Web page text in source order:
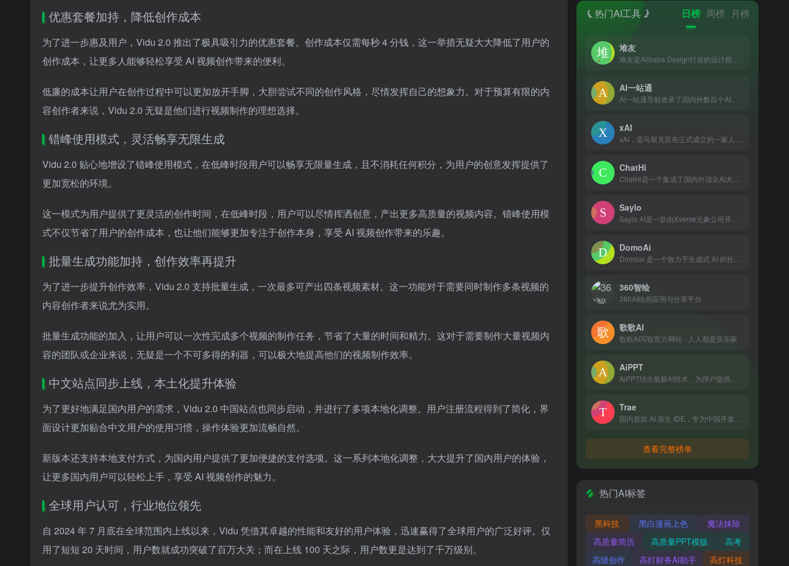
优惠套餐加持，降低创作成本
为了进一步惠及用户，Vidu 2.0 推出了极具吸引力的优惠套餐。创作成本仅需每秒 4 分钱，这一举措无疑大大降低了用户的
创作成本，让更多人能够轻松享受 AI 视频创作带来的便利。
低廉的成本让用户在创作过程中可以更加放开手脚，大胆尝试不同的创作风格，尽情发挥自己的想象力。对于预算有限的内
容创作者来说，Vidu 2.0 无疑是他们进行视频制作的理想选择。
错峰使用模式，灵活畅享无限生成
Vidu 2.0 贴心地增设了错峰使用模式，在低峰时段用户可以畅享无限量生成，且不消耗任何积分，为用户的创意发挥提供了
更加宽松的环境。
这一模式为用户提供了更灵活的创作时间，在低峰时段，用户可以尽情挥洒创意，产出更多高质量的视频内容。错峰使用模
式不仅节省了用户的创作成本，也让他们能够更加专注于创作本身，享受 AI 视频创作带来的乐趣。
批量生成功能加持，创作效率再提升
为了进一步提升创作效率，Vidu 2.0 支持批量生成，一次最多可产出四条视频素材。这一功能对于需要同时制作多条视频的
内容创作者来说尤为实用。
批量生成功能的加入，让用户可以一次性完成多个视频的制作任务，节省了大量的时间和精力。这对于需要制作大量视频内
容的团队或企业来说，无疑是一个不可多得的利器，可以极大地提高他们的视频制作效率。
中文站点同步上线，本土化提升体验
为了更好地满足国内用户的需求，Vidu 2.0 中国站点也同步启动，并进行了多项本地化调整。用户注册流程得到了简化，界
面设计更加贴合中文用户的使用习惯，操作体验更加流畅自然。
新版本还支持本地支付方式，为国内用户提供了更加便捷的支付选项。这一系列本地化调整，大大提升了国内用户的体验，
让更多国内用户可以轻松上手，享受 AI 视频创作的魅力。
全球用户认可，行业地位领先
自 2024 年 7 月底在全球范围内上线以来，Vidu 凭借其卓越的性能和友好的用户体验，迅速赢得了全球用户的广泛好评。仅
用了短短 20 天时间，用户数就成功突破了百万大关；而在上线 100 天之际，用户数更是达到了千万级别。
热门AI工具 日榜 周榜 月榜
堆友
AI一站通
xAI
ChatHi
Saylo
DomoAi
360智绘
360AI绘画应用与分享平台
歌歌AI
歌歌AI写歌官方网站 - 人人都是音乐家
AiPPT
Trae
查看完整榜单
热门AI标签
黑科技 黑白漫画上色
魔法抹除
高质量简历
高质量PPT模版
高考
高级创作
高灯财务AI助手
高灯科技